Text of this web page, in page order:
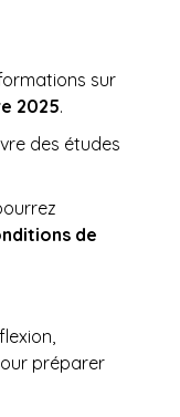
sur
2025.
des études
de
préparer